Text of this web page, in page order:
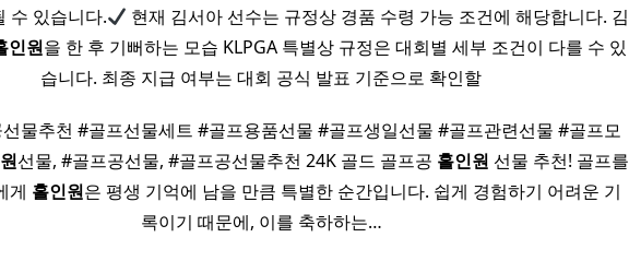
수 있습니다.
현재 김서아 선수는 규정상 경품 수령 가능 조건에 해당합니다. 김
인원을 한 후 기뻐하는 모습 KLPGA 특별상 규정은 대회별 세부 조건이 다를 수 있
습니다. 최종 지급 여부는 대회 공식 발표 기준으로 확인할
물추천 #골프선물세트 #골프용품선물 #골프생일선물 #골프관련선물 #골프모
선물, #골프공선물, #골프공선물추천 24K 골드 골프공 홀인원 선물 추천! 골프를
게 홀인원은 평생 기억에 남을 만큼 특별한 순간입니다. 쉽게 경험하기 어려운 기
록이기 때문에, 이를 축하하는…